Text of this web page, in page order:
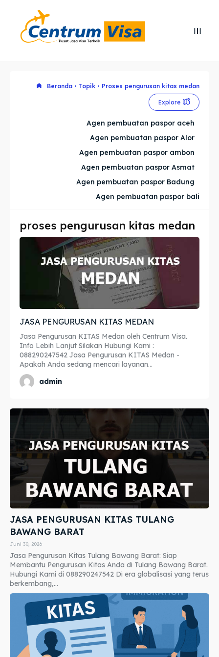
Cari
Cari
Explore our destinations
Imta
Legalisir
Penerjemah
Asuransi
Blog
Explore our destinations
Imta
Legalisir
Penerjemah
Asuransi
Blog
Beranda Topik Proses pengurusan kitas medan
Explore
Agen pembuatan paspor aceh
Agen pembuatan paspor Alor
Agen pembuatan paspor ambon
Agen pembuatan paspor Asmat
Agen pembuatan paspor Badung
Agen pembuatan paspor bali
proses pengurusan kitas medan
JASA PENGURUSAN KITAS MEDAN
Jasa Pengurusan KITAS Medan oleh Centrum Visa.
Info Lebih Lanjut Silakan Hubungi Kami :
088290247542 Jasa Pengurusan KITAS Medan -
Apakah Anda sedang mencari layanan...
admin
JASA PENGURUSAN KITAS TULANG
BAWANG BARAT
Juni 30, 2026
Jasa Pengurusan Kitas Tulang Bawang Barat: Siap
Membantu Pengurusan Kitas Anda di Tulang Bawang Barat.
Hubungi Kami di 088290247542 Di era globalisasi yang terus
berkembang,...